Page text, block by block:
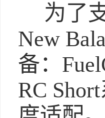
为了
New
备：
RC